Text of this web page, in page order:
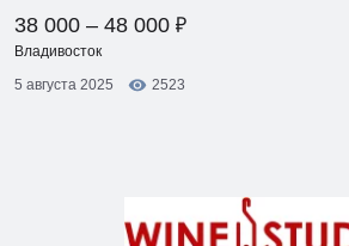
38 000 – 48 000 ₽
Владивосток
5 августа 2025
2523